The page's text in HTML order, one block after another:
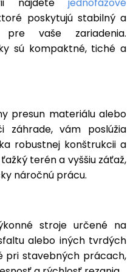
nájdete jednofázové
poskytujú stabilný a
vaše zariadenia.
sú kompaktné, tiché a
presun materiálu alebo
záhrade, vám poslúžia
robustnej konštrukcii a
terén a vyššiu záťaž,
náročnú prácu.
stroje určené na
alebo iných tvrdých
pri stavebných prácach,